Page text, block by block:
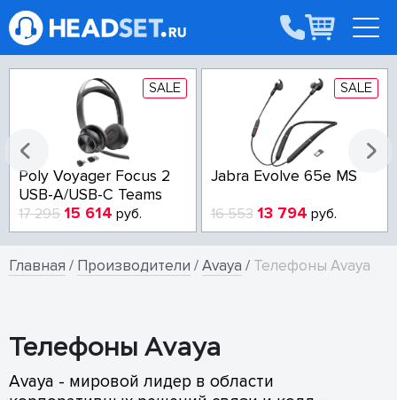
SALE
Poly Voyager Focus 2
USB-A/USB-C Teams
17 295 15 614 руб.
SALE
Jabra Evolve 65e MS
16 553 13 794 руб.
Главная / Производители /Avaya / Телефоны Avaya
Телефоны Avaya
Avaya - мировой лидер в области